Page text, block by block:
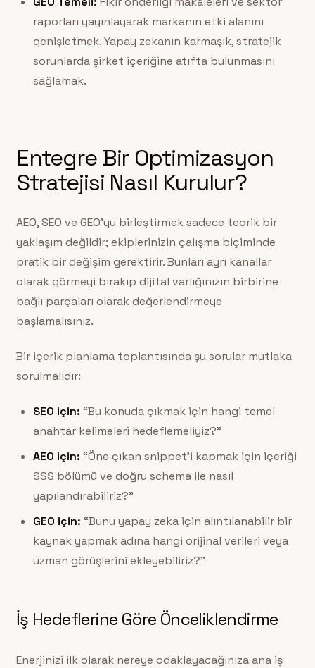
raporları yayınlayarak markanın etki alanını
genişletmek. Yapay zekanın karmaşık, stratejik
sorunlarda şirket içeriğine atıfta bulunmasını
sağlamak.
Entegre Bir Optimizasyon
Stratejisi Nasıl Kurulur?
AEO, SEO ve GEO’yu birleştirmek sadece teorik bir
yaklaşım değildir; ekiplerinizin çalışma biçiminde
pratik bir değişim gerektirir. Bunları ayrı kanallar
olarak görmeyi bırakıp dijital varlığınızın birbirine
bağlı parçaları olarak değerlendirmeye
başlamalısınız.
Bir içerik planlama toplantısında şu sorular mutlaka
sorulmalıdır:
SEO için: “Bu konuda çıkmak için hangi temel
anahtar kelimeleri hedeflemeliyiz?”
AEO için: “Öne çıkan snippet’i kapmak için içeriği
SSS bölümü ve doğru schema ile nasıl
yapılandırabiliriz?”
GEO için: “Bunu yapay zeka için alıntılanabilir bir
kaynak yapmak adına hangi orijinal verileri veya
uzman görüşlerini ekleyebiliriz?”
İş Hedeflerine Göre Önceliklendirme
Enerjinizi ilk olarak nereye odaklayacağınıza ana iş